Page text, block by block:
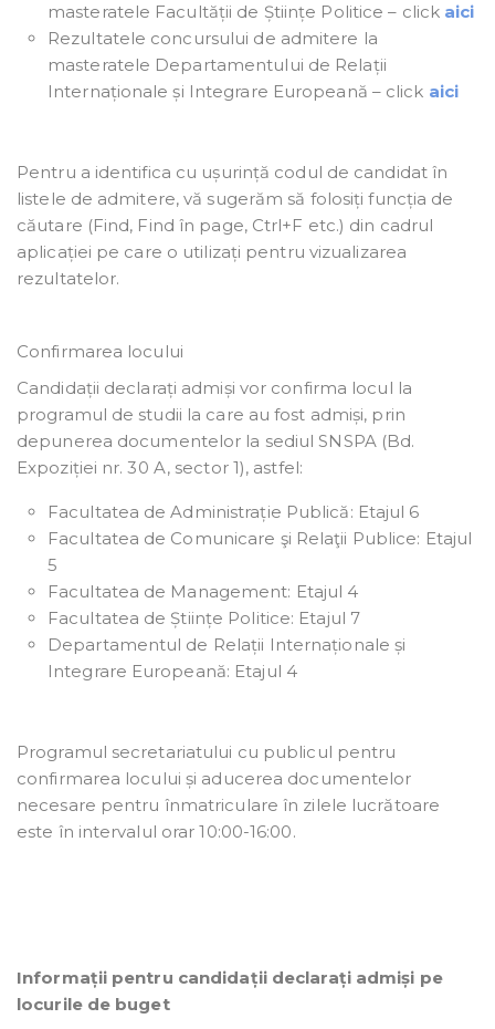
masteratele Facultății de Științe Politice – click aici
Rezultatele concursului de admitere la
masteratele Departamentului de Relații
Internaționale și Integrare Europeană – click aici
Pentru a identifica cu ușurință codul de candidat în
listele de admitere, vă sugerăm să folosiți funcția de
căutare (Find, Find în page, Ctrl+F etc.) din cadrul
aplicației pe care o utilizați pentru vizualizarea
rezultatelor.
Confirmarea locului
Candidații declarați admiși vor confirma locul la
programul de studii la care au fost admiși, prin
depunerea documentelor la sediul SNSPA (Bd.
Expoziției nr. 30 A, sector 1), astfel:
Facultatea de Administrație Publică: Etajul 6
Facultatea de Comunicare şi Relaţii Publice: Etajul
5
Facultatea de Management: Etajul 4
Facultatea de Științe Politice: Etajul 7
Departamentul de Relații Internaționale și
Integrare Europeană: Etajul 4
Programul secretariatului cu publicul pentru
confirmarea locului și aducerea documentelor
necesare pentru înmatriculare în zilele lucrătoare
este în intervalul orar 10:00-16:00.
Informații pentru candidații declarați admiși pe
locurile de buget